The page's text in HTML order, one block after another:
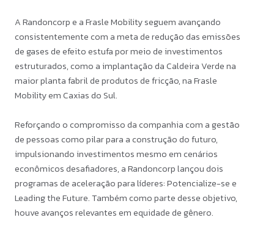
A Randoncorp e a Frasle Mobility seguem avançando
consistentemente com a meta de redução das emissões
de gases de efeito estufa por meio de investimentos
estruturados, como a implantação da Caldeira Verde na
maior planta fabril de produtos de fricção, na Frasle
Mobility em Caxias do Sul.
Reforçando o compromisso da companhia com a gestão
de pessoas como pilar para a construção do futuro,
impulsionando investimentos mesmo em cenários
econômicos desafiadores, a Randoncorp lançou dois
programas de aceleração para líderes: Potencialize-se e
Leading the Future. Também como parte desse objetivo,
houve avanços relevantes em equidade de gênero.